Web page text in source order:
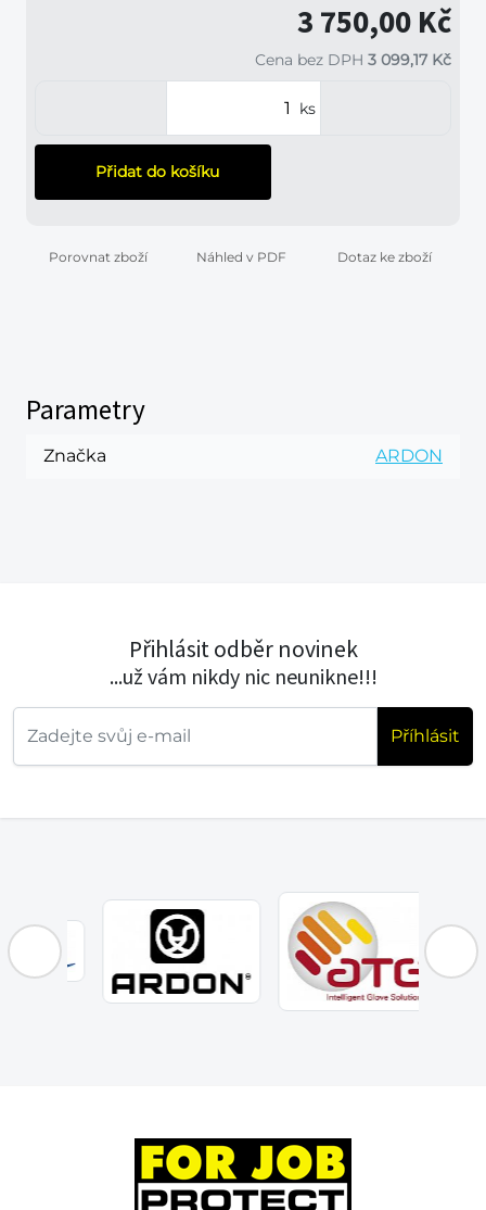
3 750,00 Kč
Cena bez DPH 3 099,17 Kč
ks
Přidat do košíku
Porovnat zboží Náhled v PDF Dotaz ke zboží
Parametry
Značka ARDON
Přihlásit odběr novinek
...už vám nikdy nic neunikne!!!
Příhlásit